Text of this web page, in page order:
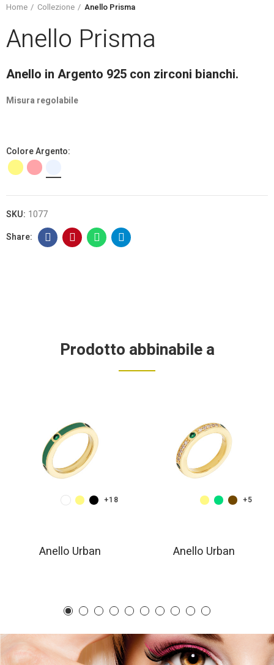
Home Collezione Anello Prisma
Anello Prisma
Anello in Argento 925 con zirconi bianchi.
Misura regolabile
Colore Argento
SKU: 1077
Prodotto abbinabile a
Anello Urban
+18
Anello Urban
+5